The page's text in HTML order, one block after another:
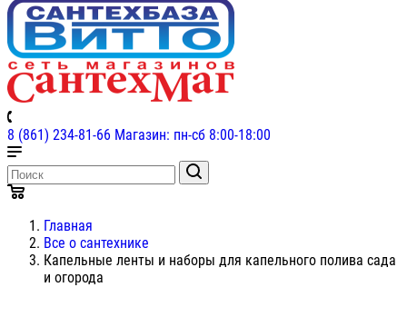
8 (861) 234-81-66 Магазин: пн-сб 8:00-18:00
Главная
Все о сантехнике
Капельные ленты и наборы для капельного полива сада
и огорода